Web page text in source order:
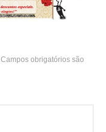
Campos obrigatórios são